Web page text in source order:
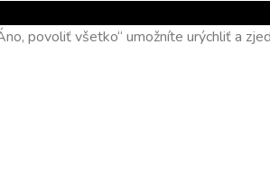
povoliť všetko“ umožníte urýchliť a